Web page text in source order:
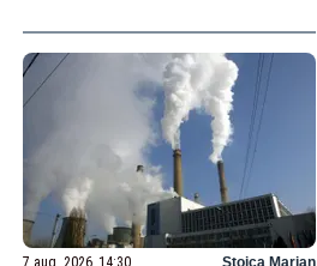
7 aug. 2026, 14:30 Stoica Marian